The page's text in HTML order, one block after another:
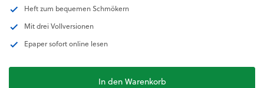
Heft zum bequemen Schmökern
Mit drei Vollversionen
Epaper sofort online lesen
In den Warenkorb